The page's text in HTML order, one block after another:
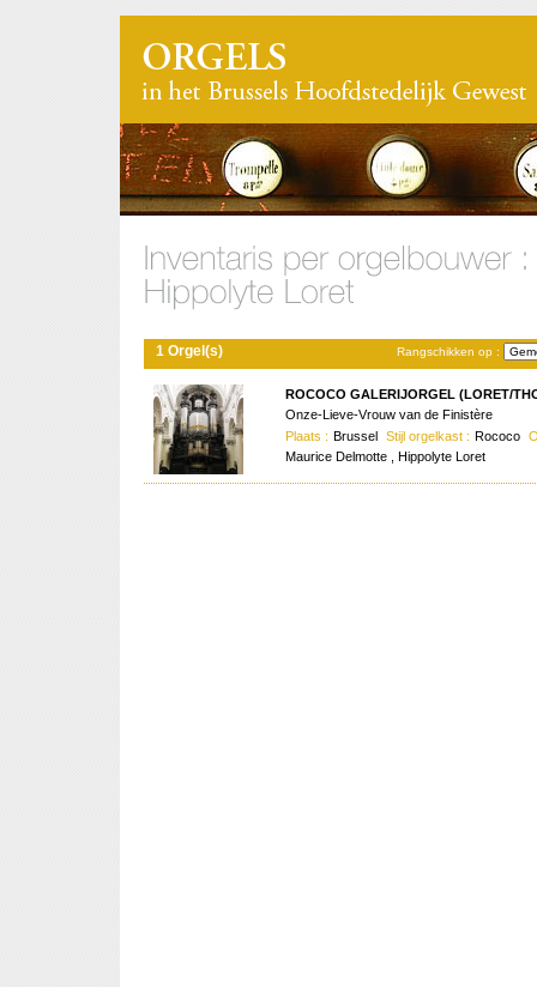
Rangschikken op :
1 Orgel(s)
ROCOCO GALERIJORGEL (LORET/
Onze-Lieve-Vrouw van de Finistère
Plaats : Brussel Stijl orgelkast : Rococo
Maurice Delmotte , Hippolyte Loret